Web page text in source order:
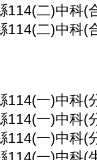
114(二)中科(
114(二)中科(
114(一)中科(
114(一)中科(
114(一)中科(